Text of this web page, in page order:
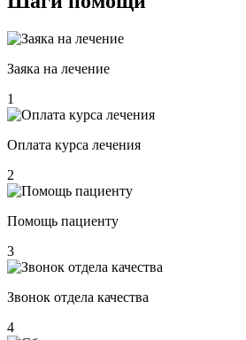
Заяка на лечение
1
Оплата курса лечения
2
Помощь пациенту
3
Звонок отдела качества
4